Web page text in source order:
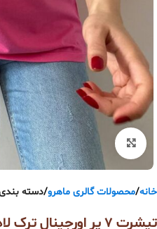
بزرگنمایی تصویر
خانه محصولات گالری ماهرو دسته
تیشرت 7 پر اورجینال ترک لادرا